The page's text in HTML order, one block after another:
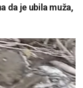
da je ubila muža,